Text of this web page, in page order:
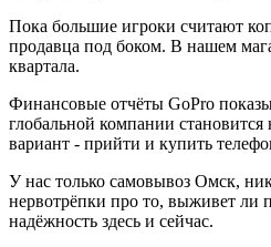
Пока большие игроки считают
продавца под боком. В нашем
квартала.
Финансовые отчёты GoPro
глобальной компании
вариант - прийти и купить
У нас только самовывоз Омск,
нервотрёпки про то, выживет ли
надёжность здесь и сейчас.